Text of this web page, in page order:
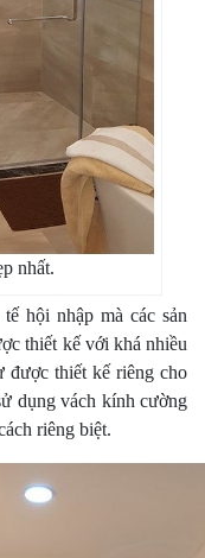
nhất.
hội nhập mà các sản
thiết kế với khá nhiều
được thiết kế riêng cho
dụng vách kính cường
riêng biệt.